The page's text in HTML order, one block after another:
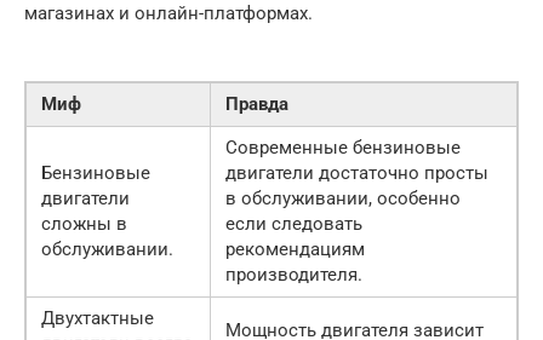
магазинах и онлайн-платформах.
Миф Правда
Бензиновые
двигатели
сложны в
обслуживании.
Современные бензиновые
двигатели достаточно просты
в обслуживании, особенно
если следовать
рекомендациям
производителя.
Двухтактные
Мощность двигателя зависит